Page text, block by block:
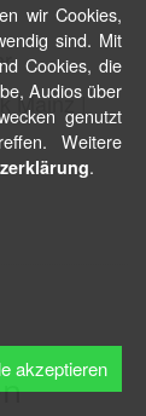
Mainz |
wir Cookies,
sind. Mit
Cookies, die
Audios über
genutzt
Weitere
.
akzeptieren